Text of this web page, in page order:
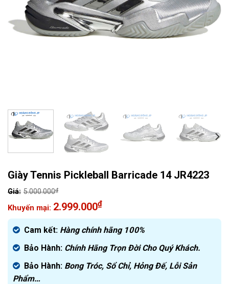
Giày Tennis Pickleball Barricade 14 JR4223
5.000.000₫
Giá
gốc
là:
5.000.000₫.
2.999.000₫
Giá
hiện
tại
là:
2.999.000₫.
Cam kết: Hàng chính hãng 100%
Bảo Hành: Chính Hãng Trọn Đời Cho Quý Khách.
Bảo Hành: Bong Tróc, Sổ Chỉ, Hỏng Đế, Lỗi Sản
Phẩm…